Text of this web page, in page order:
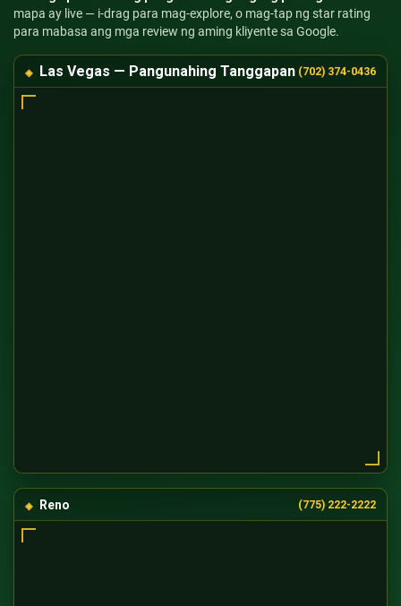
mapa ay live — i-drag para mag-explore, o mag-tap ng star rating
para mabasa ang mga review ng aming kliyente sa Google.
Las Vegas — Pangunahing Tanggapan (702) 374-0436
Reno (775) 222-2222